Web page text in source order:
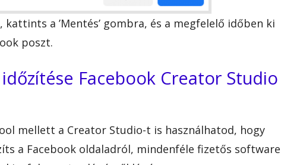
a ’Mentés’ gombra, és a megfelelő időben ki
poszt.
Facebook Creator Studio
mellett a Creator Studio-t is használhatod, hogy
a Facebook oldaladról, mindenféle fizetős software